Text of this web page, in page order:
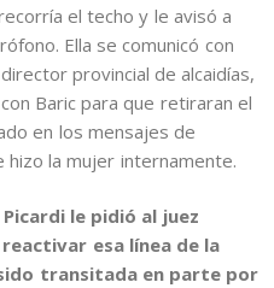
el techo y le avisó a
Ella se comunicó con
provincial de alcaidías,
Baric para que retiraran el
en los mensajes de
hizo la mujer internamente.
le pidió al juez
esa línea de la
transitada en parte por